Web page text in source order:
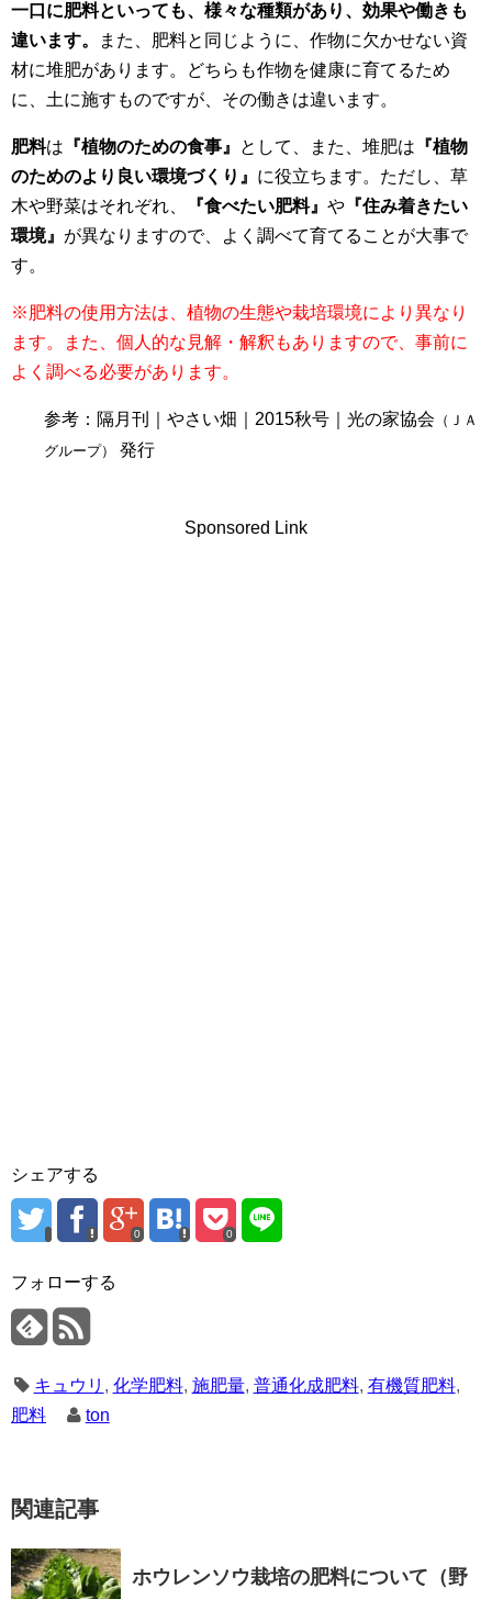
一口に肥料といっても、様々な種類があり、効果や働きも
違います。
また、肥料と同じように、作物に欠かせない資
材に堆肥があります。どちらも作物を健康に育てるため
に、土に施すものですが、その働きは違います。
肥料は 『植物のための食事』 として、また、堆肥は 『植物
のためのより良い環境づくり』 に役立ちます。ただし、草
木や野菜はそれぞれ、
『食べたい肥料』 や 『住み着きたい
環境』 が異なりますので、よく調べて育てることが大事で
す。
※肥料の使用方法は、植物の生態や栽培環境により異なり
ます。また、個人的な見解・解釈もありますので、事前に
よく調べる必要があります。
参考：隔月刊｜やさい畑｜2015秋号｜光の家協会 （ＪＡ
グループ）
発行
Sponsored Link
シェアする
0 0
フォローする
キュウリ , 化学肥料, 施肥量, 普通化成肥料, 有機質肥料,
肥料
ton
関連記事
ホウレンソウ栽培の肥料について（野